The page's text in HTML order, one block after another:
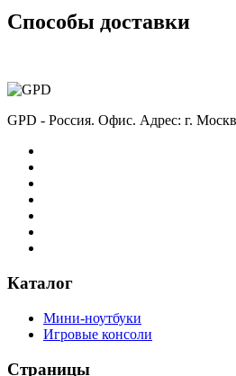
Способы доставки
GPD - Россия. Офис. Адрес: г.
Каталог
Мини-ноутбуки
Игровые консоли
Страницы